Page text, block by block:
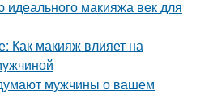
макияжа век для
Как макияж влияет на
мужчины о вашем